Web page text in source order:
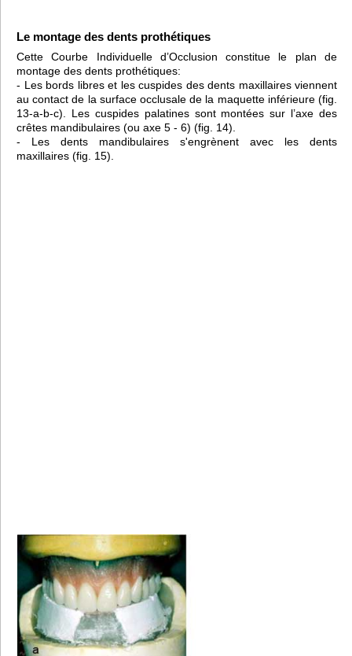
Le montage des dents prothétiques
Cette Courbe Individuelle d’Occlusion constitue le plan de
montage des dents prothétiques:
- Les bords libres et les cuspides des dents maxillaires viennent
au contact de la surface occlusale de la maquette inférieure (fig.
13-a-b-c). Les cuspides palatines sont montées sur l’axe des
crêtes mandibulaires (ou axe 5 - 6) (fig. 14).
- Les dents mandibulaires s'engrènent avec les dents
maxillaires (fig. 15).